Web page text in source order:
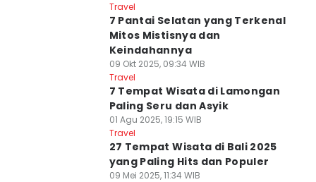
Travel
7 Pantai Selatan yang Terkenal
Mitos Mistisnya dan
Keindahannya
09 Okt 2025, 09:34 WIB
Travel
7 Tempat Wisata di Lamongan
Paling Seru dan Asyik
01 Agu 2025, 19:15 WIB
Travel
27 Tempat Wisata di Bali 2025
yang Paling Hits dan Populer
09 Mei 2025, 11:34 WIB